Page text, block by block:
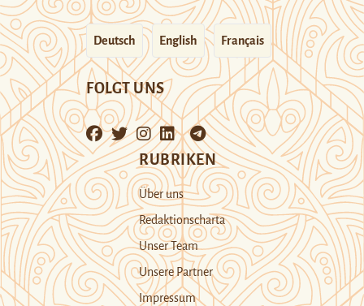
Deutsch English Français
FOLGT UNS
RUBRIKEN
Über uns
Redaktionscharta
Unser Team
Unsere Partner
Impressum